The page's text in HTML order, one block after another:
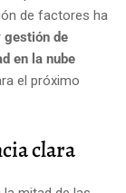
de factores ha
gestión de
en la nube
el próximo
clara